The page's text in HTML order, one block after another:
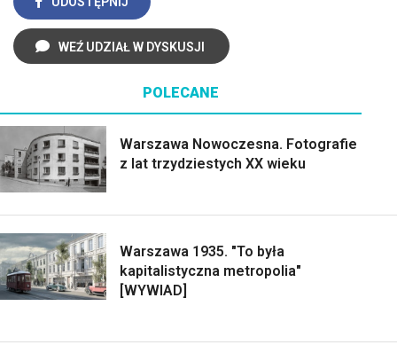
WEŹ UDZIAŁ W DYSKUSJI
POLECANE
Warszawa Nowoczesna. Fotografie
z lat trzydziestych XX wieku
Warszawa 1935. "To była
kapitalistyczna metropolia"
[WYWIAD]